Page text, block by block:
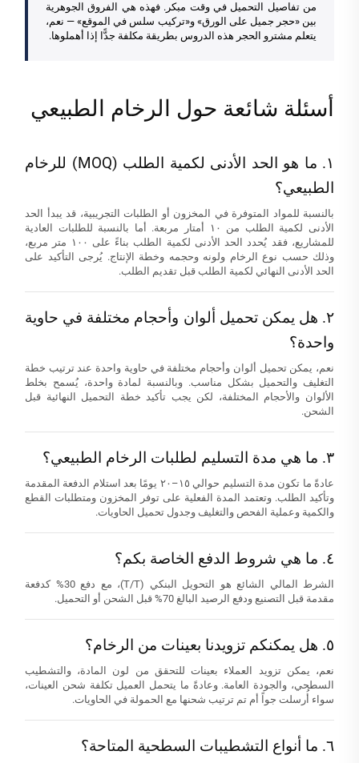
من تفاصيل التحميل في وقت مبكر. فهذه هي الفروق الجوهرية
بين «حجر جميل على الورق» و«تركيب سلس في الموقع» — نعم،
يتعلم مشترو الحجر هذه الدروس بطريقة مكلفة جدًّا إذا أهملوها.
أسئلة شائعة حول الرخام الطبيعي
١. ما هو الحد الأدنى لكمية الطلب (MOQ) للرخام
الطبيعي؟
بالنسبة للمواد المتوفرة في المخزون أو الطلبات التجريبية، قد يبدأ الحد
الأدنى لكمية الطلب من ١٠ أمتار مربعة. أما بالنسبة للطلبات العادية
للمشاريع، فقد يُحدد الحد الأدنى لكمية الطلب بناءً على ١٠٠ متر مربع،
وذلك حسب نوع الرخام ولونه وحجمه وخطة الإنتاج. يُرجى التأكيد على
الحد الأدنى النهائي لكمية الطلب قبل تقديم الطلب.
٢. هل يمكن تحميل ألوان وأحجام مختلفة في حاوية
واحدة؟
نعم، يمكن تحميل ألوان وأحجام مختلفة في حاوية واحدة عند ترتيب خطة
التغليف والتحميل بشكل مناسب. وبالنسبة لمادة واحدة، يُسمح بخلط
الألوان والأحجام المختلفة، لكن يجب تأكيد خطة التحميل النهائية قبل
الشحن.
٣. ما هي مدة التسليم لطلبات الرخام الطبيعي؟
عادةً ما تكون مدة التسليم حوالي ١٥–٢٠ يومًا بعد استلام الدفعة المقدمة
وتأكيد الطلب. وتعتمد المدة الفعلية على توفر المخزون ومتطلبات القطع
والكمية وعملية الفحص والتغليف وجدول تحميل الحاويات.
٤. ما هي شروط الدفع الخاصة بكم؟
الشرط المالي الشائع هو التحويل البنكي (T/T)، مع دفع 30% كدفعة
مقدمة قبل التصنيع ودفع الرصيد البالغ 70% قبل الشحن أو التحميل.
٥. هل يمكنكم تزويدنا بعينات من الرخام؟
نعم، يمكن تزويد العملاء بعينات للتحقق من لون المادة، والتشطيب
السطحي، والجودة العامة. وعادةً ما يتحمل العميل تكلفة شحن العينات،
سواء أُرسلت جواً أم تم ترتيب شحنها مع الحمولة في الحاويات.
٦. ما أنواع التشطيبات السطحية المتاحة؟